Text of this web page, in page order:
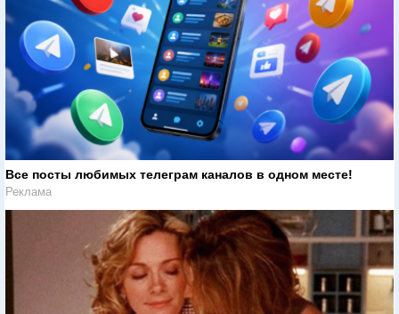
Все посты любимых телеграм каналов в одном месте!
Реклама